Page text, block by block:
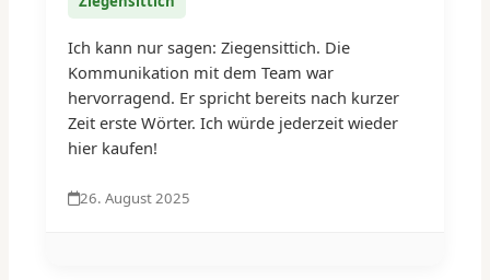
Ich kann nur sagen: Ziegensittich. Die
Kommunikation mit dem Team war
hervorragend. Er spricht bereits nach kurzer
Zeit erste Wörter. Ich würde jederzeit wieder
hier kaufen!
26. August 2025